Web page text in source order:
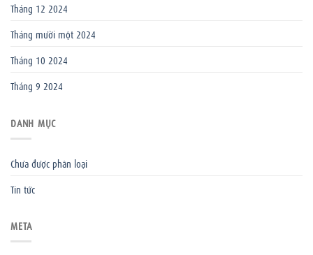
Tháng 12 2024
Tháng mười một 2024
Tháng 10 2024
Tháng 9 2024
DANH MỤC
Chưa được phân loại
Tin tức
META